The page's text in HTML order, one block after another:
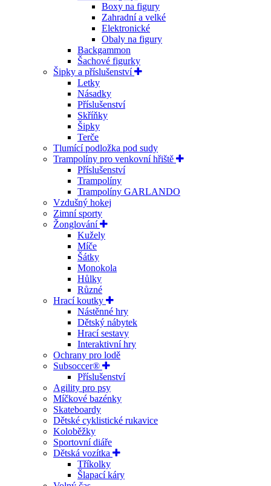
Boxy na figury
Zahradní a velké
Elektronické
Obaly na figury
Backgammon
Šachové figurky
Šipky a příslušenství
Letky
Násadky
Příslušenství
Skříňky
Šipky
Terče
Tlumící podložka pod sudy
Trampolíny pro venkovní hřiště
Příslušenství
Trampolíny
Trampolíny GARLANDO
Vzdušný hokej
Zimní sporty
Žonglování
Kužely
Míče
Šátky
Monokola
Hůlky
Různé
Hrací koutky
Nástěnné hry
Dětský nábytek
Hrací sestavy
Interaktivní hry
Ochrany pro lodě
Subsoccer®
Příslušenství
Agility pro psy
Míčkové bazénky
Skateboardy
Dětské cyklistické rukavice
Koloběžky
Sportovní diáře
Dětská vozítka
Tříkolky
Šlapací káry